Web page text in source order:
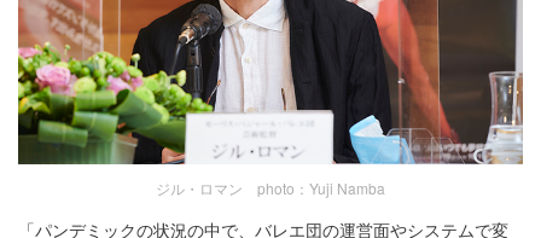
ジル・ロマン photo：Yuji Namba
「パンデミックの状況の中で、バレエ団の運営面やシステムで変